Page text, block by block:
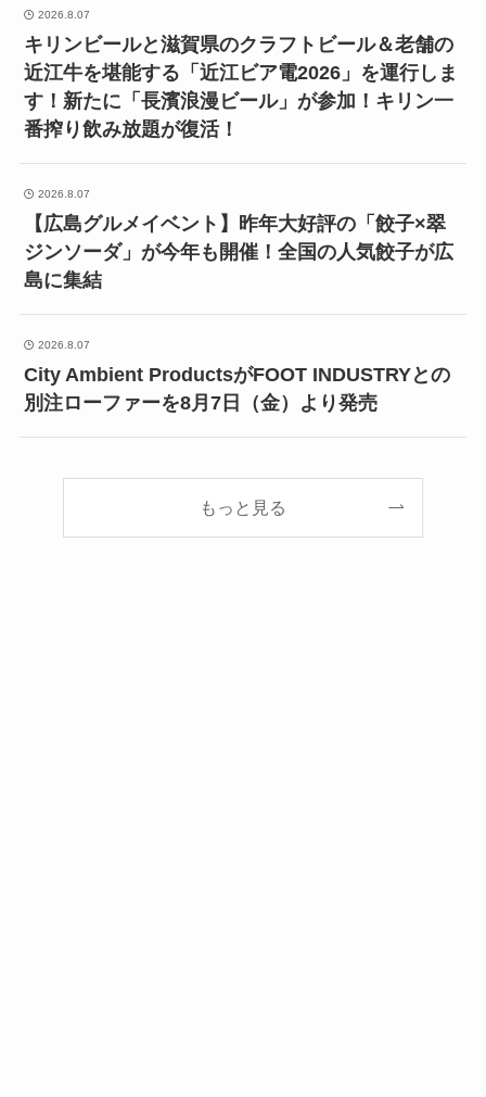
2026.8.07
キリンビールと滋賀県のクラフトビール＆老舗の
近江牛を堪能する「近江ビア電2026」を運行しま
す！新たに「長濱浪漫ビール」が参加！キリン一
番搾り飲み放題が復活！
2026.8.07
【広島グルメイベント】昨年大好評の「餃子×翠
ジンソーダ」が今年も開催！全国の人気餃子が広
島に集結
2026.8.07
City Ambient ProductsがFOOT INDUSTRYとの
別注ローファーを8月7日（金）より発売
もっと見る